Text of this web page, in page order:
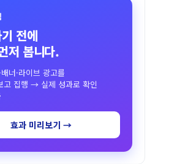
전에
저 봅니다.
너·라이브 광고를
고 집행 → 실제 성과로 확인
효과 미리보기 →